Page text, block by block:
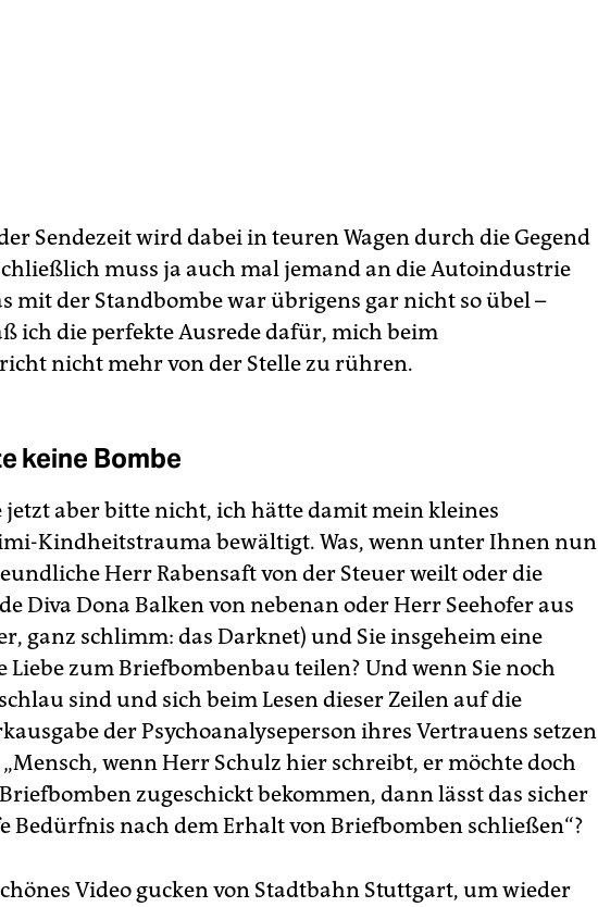
Sendezeit wird dabei in teuren Wagen durch die Gegend
muss ja auch mal jemand an die Autoindustrie
mit der Standbombe war übrigens gar nicht so übel –
ich die perfekte Ausrede dafür, mich beim
nicht mehr von der Stelle zu rühren.
keine Bombe
jetzt aber bitte nicht, ich hätte damit mein kleines
Kindheitstrauma bewältigt. Was, wenn unter Ihnen nun
Herr Rabensaft von der Steuer weilt oder die
Diva Dona Balken von nebenan oder Herr Seehofer aus
ganz schlimm: das Darknet) und Sie insgeheim eine
Liebe zum Briefbombenbau teilen? Und wenn Sie noch
sind und sich beim Lesen dieser Zeilen auf die
der Psychoanalyseperson ihres Vertrauens setzen
wenn Herr Schulz hier schreibt, er möchte doch
zugeschickt bekommen, dann lässt das sicher
Bedürfnis nach dem Erhalt von Briefbomben schließen“?
Video gucken von Stadtbahn Stuttgart, um wieder